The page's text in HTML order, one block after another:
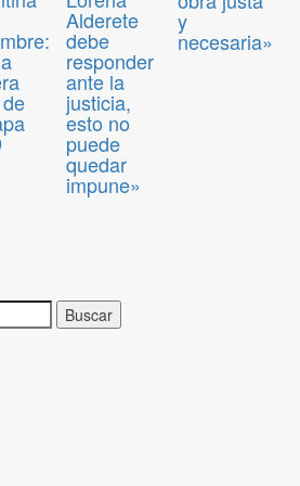
Alderete
debe
responder
ante la
justicia,
esto no
puede
quedar
impune»
y
necesaria»